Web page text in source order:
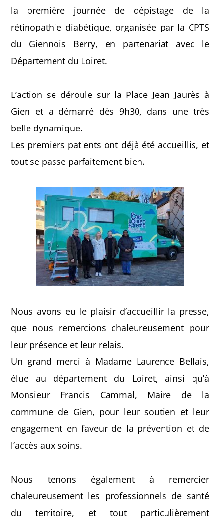
la première journée de dépistage de la
rétinopathie diabétique, organisée par la CPTS
du Giennois Berry, en partenariat avec le
Département du Loiret.
L’action se déroule sur la Place Jean Jaurès à
Gien et a démarré dès 9h30, dans une très
belle dynamique.
Les premiers patients ont déjà été accueillis, et
tout se passe parfaitement bien.
Nous avons eu le plaisir d’accueillir la presse,
que nous remercions chaleureusement pour
leur présence et leur relais.
Un grand merci à Madame Laurence Bellais,
élue au département du Loiret, ainsi qu’à
Monsieur Francis Cammal, Maire de la
commune de Gien, pour leur soutien et leur
engagement en faveur de la prévention et de
l’accès aux soins.
Nous tenons également à remercier
chaleureusement les professionnels de santé
du territoire, et tout particulièrement